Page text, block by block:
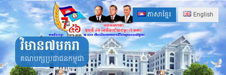
Skip
to
content
ភាសាខ្មែរ English
វិមាន៧មករា
គណបក្សប្រជាជនកម្ពុជា